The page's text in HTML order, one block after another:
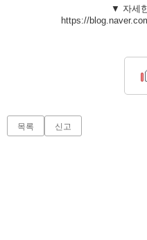
▼ 자세
https://
목록 신고